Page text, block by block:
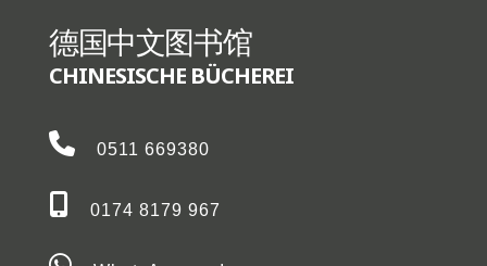
德国中文图书馆
CHINESISCHE BÜCHEREI
0511 669380
0174 8179 967